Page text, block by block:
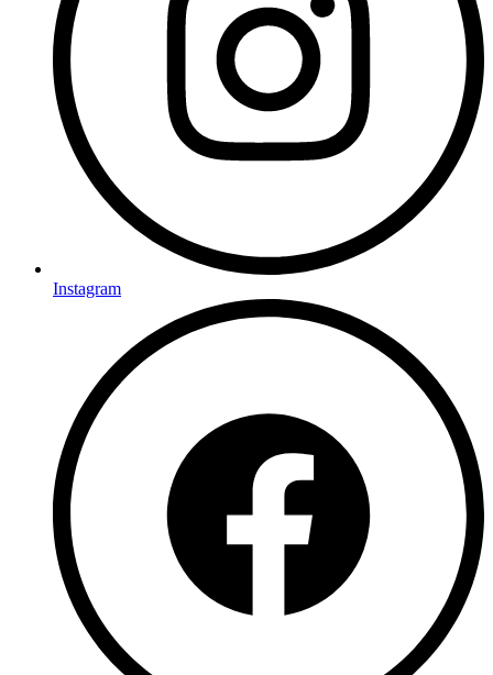
Instagram